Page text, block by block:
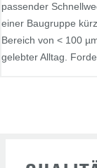
passender
einer Baugruppe
Bereich von < 100
gelebter Alltag.